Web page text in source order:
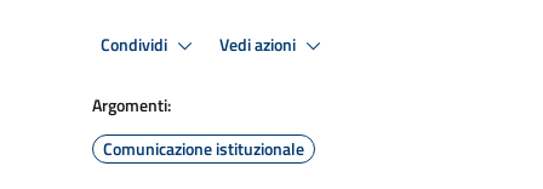
Condividi Vedi azioni
Argomenti:
Comunicazione istituzionale